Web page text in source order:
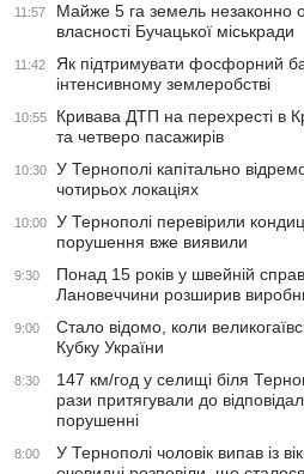
11:57
Майже 5 га земель незаконно
власності Бучацької міськради
11:42
Як підтримувати фосфорний
інтенсивному землеробстві
10:55
Кривава ДТП на перехресті в
та четверо пасажирів
10:30
У Тернополі капітально
чотирьох локаціях
10:00
У Тернополі перевірили
порушення вже виявили
9:30
Понад 15 років у швейній
Лановеччини розширив
9:00
Стало відомо, коли
Кубку України
8:30
147 км/год у селищі біля
рази притягували до
порушенні
8:00
У Тернополі чоловік випав із